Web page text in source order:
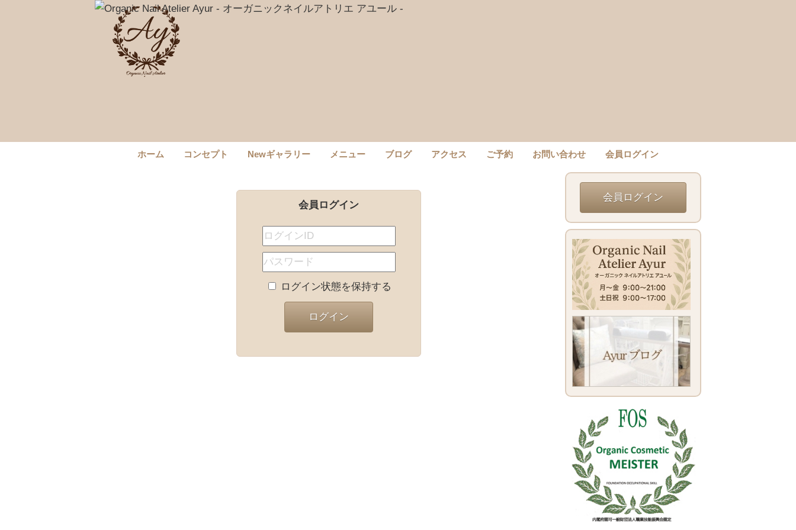
ホーム コンセプト Newギャラリー メニュー ブログ アクセス ご予約 お問い合わせ 会員ログイン
会員ログイン
ログイン状態を保持する
ログイン
会員ログイン